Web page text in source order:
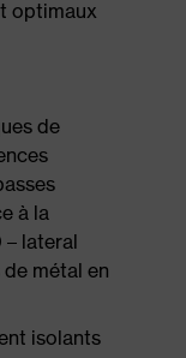
optimaux
de
à la
lateral
métal en
isolants